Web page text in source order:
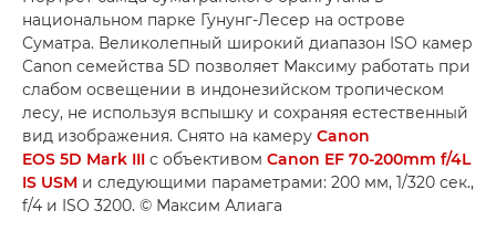
национальном парке Гунунг-Лесер на острове
Суматра. Великолепный широкий диапазон ISO камер
Canon семейства 5D позволяет Максиму работать при
слабом освещении в индонезийском тропическом
лесу, не используя вспышку и сохраняя естественный
вид изображения. Снято на камеру Canon
EOS 5D Mark III с объективом Canon EF 70-200mm f/4L
IS USM и следующими параметрами: 200 мм, 1/320 сек.,
f/4 и ISO 3200. © Максим Алиага